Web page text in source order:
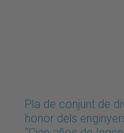
Pla de conjunt de
honor dels